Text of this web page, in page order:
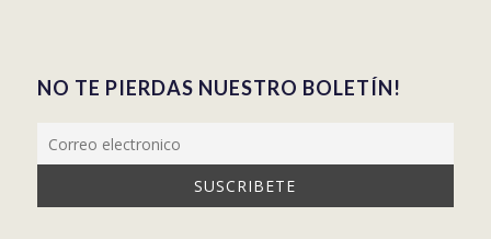
NO TE PIERDAS NUESTRO BOLETÍN!